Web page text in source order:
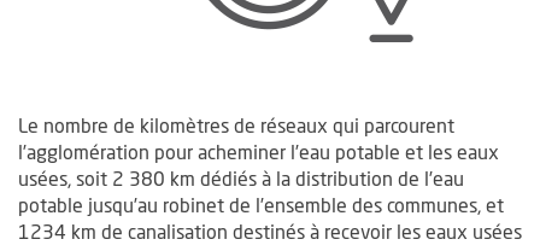
Le nombre de kilomètres de réseaux qui parcourent
l’agglomération pour acheminer l’eau potable et les eaux
usées, soit 2 380 km dédiés à la distribution de l’eau
potable jusqu’au robinet de l’ensemble des communes, et
1234 km de canalisation destinés à recevoir les eaux usées